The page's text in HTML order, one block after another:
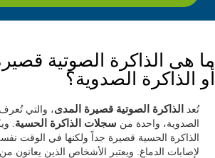
ما هى الذاكرة الصوتية
أو الذاكرة الصدوية؟
تُعد الذاكرة الصوتية قصيرة المدى، والتي
الصدوية، واحدة من سجلات الذاكرة الحسية .
الذاكرة الحسية قصيرة جداً ولكنها في الوقت
لإصابات الدماغ. ويعتبر الأشخاص الذين يعانون